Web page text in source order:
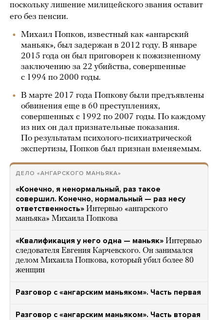
поскольку лишение милицейского звания оставит
его без пенсии.
Михаил Попков, известный как «ангарский
маньяк», был задержан в 2012 году. В январе
2015 года он был приговорен к пожизненному
заключению за 22 убийства, совершенные
с 1994 по 2000 годы.
В марте 2017 года Попкову были предъявлены
обвинения еще в 60 преступлениях,
совершенных с 1992 по 2007 годы. По каждому
из них он дал признательные показания.
По результатам психолого-психиатрической
экспертизы, Попков был признан вменяемым.
ДЕЛО «АНГАРСКОГО МАНЬЯКА»
«Конечно, я ненормальный, раз такое
совершил. Конечно, нормальный — раз несу
ответственность» Интервью «ангарского
маньяка» Михаила Попкова
«Квалификация у него одна — маньяк» Интервью
следователя Евгения Карчевского. Он занимался
делом Михаила Попкова, который убил более 80
женщин
Разговор с «ангарским маньяком». Часть первая
Разговор с «ангарским маньяком». Часть вторая